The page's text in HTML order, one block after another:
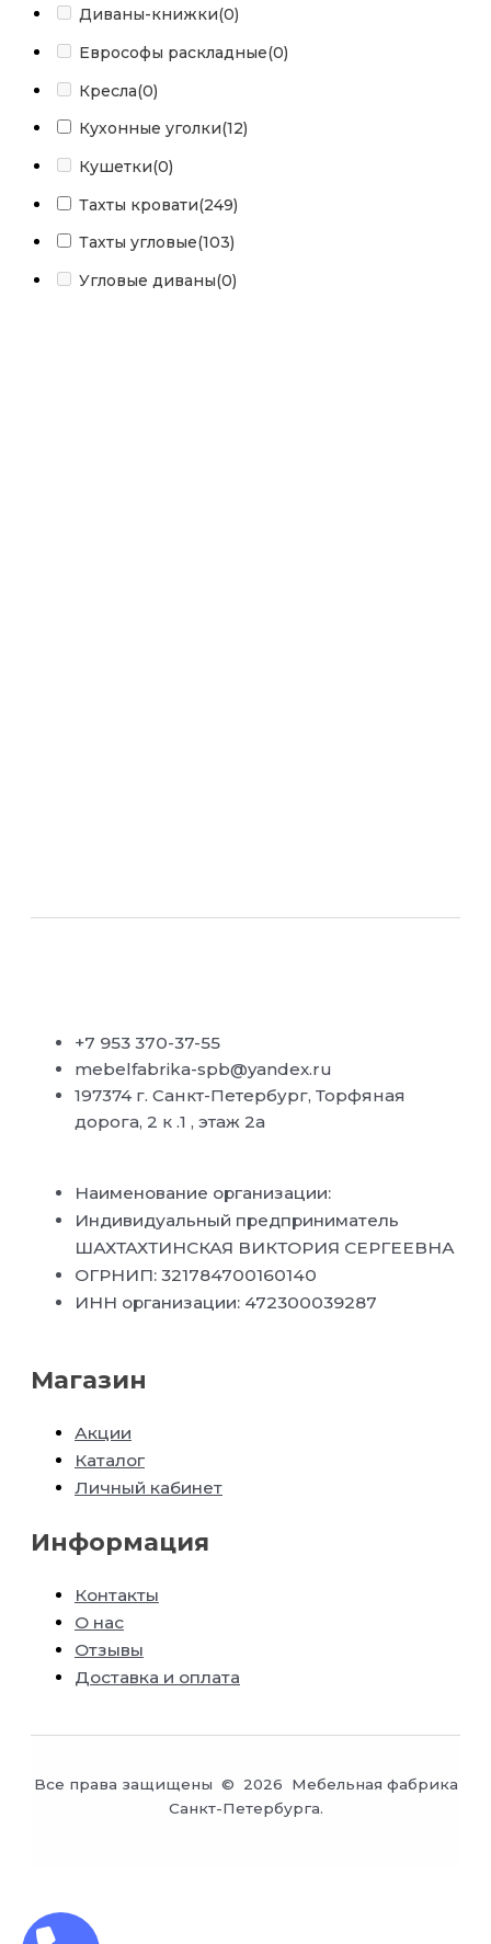
Диваны-книжки(0)
Еврософы раскладные(0)
Кресла(0)
Кухонные уголки(12)
Кушетки(0)
Тахты кровати(249)
Тахты угловые(103)
Угловые диваны(0)
+7 953 370-37-55
mebelfabrika-spb@yandex.ru
197374 г. Санкт-Петербург, Торфяная
дорога, 2 к .1 , этаж 2а
Наименование организации:
Индивидуальный предприниматель
ШАХТАХТИНСКАЯ ВИКТОРИЯ СЕРГЕЕВНА
ОГРНИП: 321784700160140
ИНН организации: 472300039287
Магазин
Акции
Каталог
Личный кабинет
Информация
Контакты
О нас
Отзывы
Доставка и оплата
Все права защищены © 2026 Мебельная фабрика
Санкт-Петербурга.